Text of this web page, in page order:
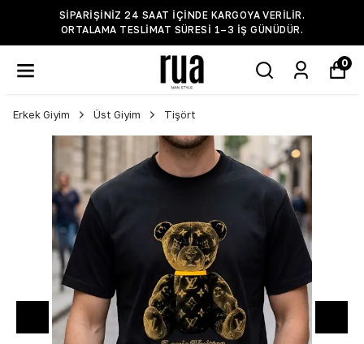
SIPARIŞINIZ 24 SAAT IÇINDE KARGOYA VERILIR.
ORTALAMA TESLIMAT SÜRESI 1–3 IŞ GÜNÜDÜR.
0
Erkek Giyim Üst Giyim Tişört